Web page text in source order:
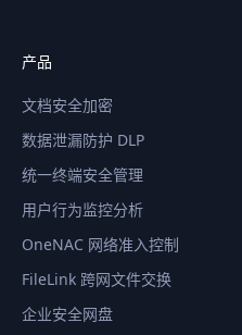
产品
文档安全加密
数据泄漏防护 DLP
统一终端安全管理
用户行为监控分析
OneNAC 网络准入控制
FileLink 跨网文件交换
企业安全网盘